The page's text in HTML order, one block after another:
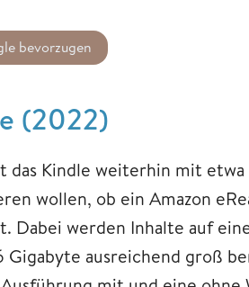
bevorzugen
(2022)
das Kindle weiterhin mit
wollen, ob ein Amazon
Dabei werden Inhalte auf
ausreichend groß